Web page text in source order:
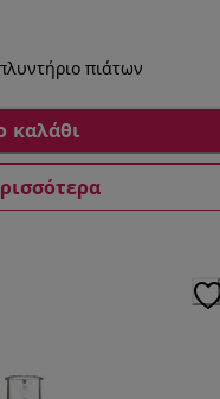
πιάτων
καλάθι